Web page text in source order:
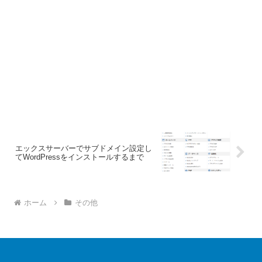
エックスサーバーでサブドメイン設定し
てWordPressをインストールするまで
ホーム その他